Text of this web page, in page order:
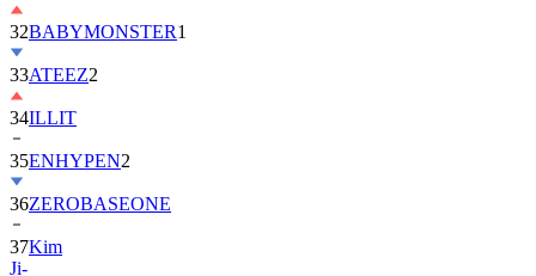
33ATEEZ2
34ILLIT
35ENHYPEN
36ZEROBASEONE
37Kim
Ji-
won